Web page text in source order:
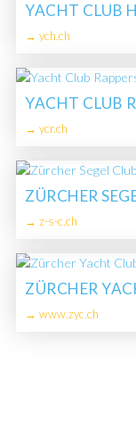
YACHT CLUB
→ ych.ch
YACHT CLUB
→ ycr.ch
ZÜRCHER
→ z-s-c.ch
ZÜRCHER
→ www.zyc.ch